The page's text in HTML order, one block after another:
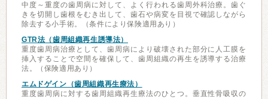
中度～重度の歯周病に対して、よく行われる歯周外科治療。歯ぐ
きを切開し歯根をむき出して、歯石や病変を目視で確認しながら
除去する小手術。（条件により保険適用あり）
GTR法（歯周組織再生誘導法）
重度歯周病治療として、歯周病により破壊された部分に人工膜を
挿入することで空間を確保して、歯周組織の再生を誘導する治療
法。（保険適用あり）
エムドゲイン（歯周組織再生療法）
重度歯周病に対する歯周組織再生療法のひとつ。垂直性骨吸収の